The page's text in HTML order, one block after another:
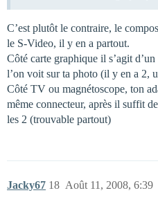
C’est plutôt le contraire, le
le S-Video, il y en a partout.
Côté carte graphique il s’agit
l’on voit sur ta photo (il y en a 2,
Côté TV ou magnétoscope, ton
même connecteur, après il suffit
les 2 (trouvable partout)
Jacky67 Août 11, 2008, 6:39
18